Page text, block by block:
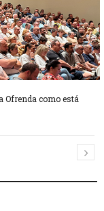
Ofrenda como está
Olivereta
La Seu-La Xerea-El